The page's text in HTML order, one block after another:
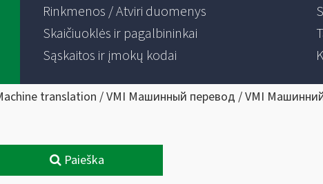
Rinkmenos / Atviri duomenys
Skaičiuoklės ir pagalbininkai
Sąskaitos ir įmokų kodai
translation / VMI Машинный перевод / VMI
Paieška